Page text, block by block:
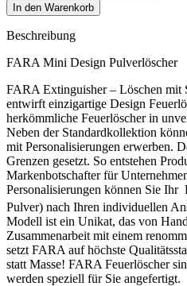
In den Warenkorb
Beschreibung
FARA Mini Design Pulverlöscher
FARA Extinguisher – Löschen mit
entwirft einzigartige Design
herkömmliche Feuerlöscher in
Neben der Standardkollektion
mit Personalisierungen erwerben.
Grenzen gesetzt. So entstehen
Markenbotschafter für
Personalisierungen können Sie Ihr
Pulver) nach Ihren individuellen
Modell ist ein Unikat, das von
Zusammenarbeit mit einem
setzt FARA auf höchste
statt Masse! FARA Feuerlöscher
werden speziell für Sie angefertigt.